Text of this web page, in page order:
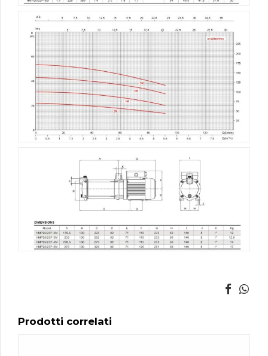
Prodotti correlati